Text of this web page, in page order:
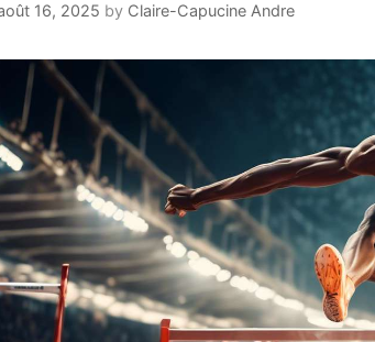
16, 2025 by Claire-Capucine Andre